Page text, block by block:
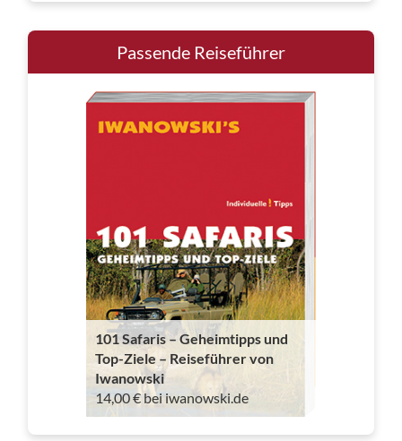
Passende Reiseführer
101 Safaris – Geheimtipps und
Top-Ziele – Reiseführer von
Iwanowski
14,00 € bei iwanowski.de